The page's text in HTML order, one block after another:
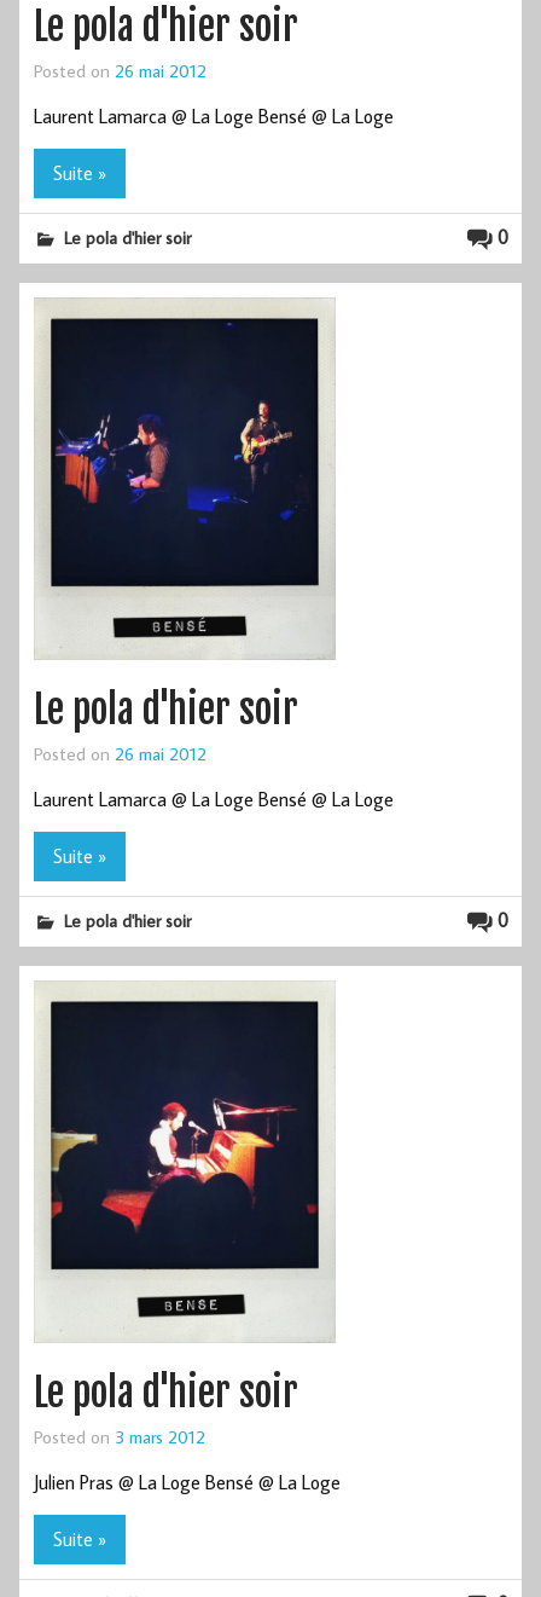
Le pola d'hier soir
Posted on 26 mai 2012
Laurent Lamarca @ La Loge Bensé @ La Loge
Suite »
0
Le pola d'hier soir
Le pola d'hier soir
Posted on 26 mai 2012
Laurent Lamarca @ La Loge Bensé @ La Loge
Suite »
0
Le pola d'hier soir
Le pola d'hier soir
Posted on 3 mars 2012
Julien Pras @ La Loge Bensé @ La Loge
Suite »